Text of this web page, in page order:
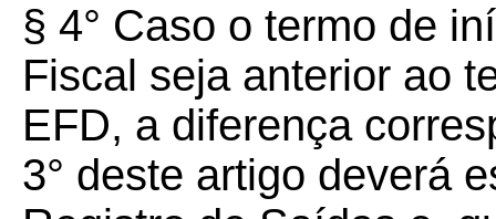
§ 4° Caso o termo de
Fiscal seja anterior ao
EFD, a diferença
3° deste artigo deverá